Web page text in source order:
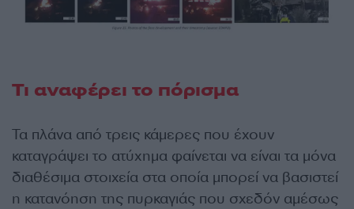
Τι αναφέρει το πόρισμα
Τα πλάνα από τρεις κάμερες που έχουν
καταγράψει το ατύχημα φαίνεται να είναι τα μόνα
διαθέσιμα στοιχεία στα οποία μπορεί να βασιστεί
η κατανόηση της πυρκαγιάς που σχεδόν αμέσως